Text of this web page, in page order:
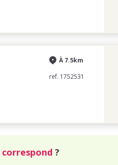
À 7.5km
ref. 1752531
correspond ?